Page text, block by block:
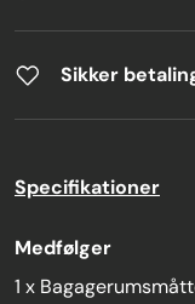
Sikker
Specifikationer
Medfølger
1 x